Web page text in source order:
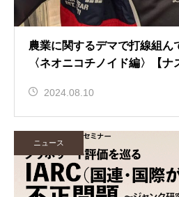
農業に関するデマで打線組ん
〈ネオニコチノイド編〉【ナ
2024.08.10
ニュース